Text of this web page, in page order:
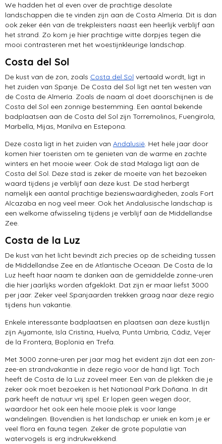
We hadden het al even over de prachtige desolate
landschappen die te vinden zijn aan de Costa Almería. Dit is dan
ook zeker één van de trekpleisters naast een heerlijk verblijf aan
het strand. Zo kom je hier prachtige witte dorpjes tegen die
mooi contrasteren met het woestijnkleurige landschap.
Costa del Sol
De kust van de zon, zoals Costa del Sol vertaald wordt, ligt in
het zuiden van Spanje. De Costa del Sol ligt net ten westen van
de Costa de Almería. Zoals de naam al doet doorschijnen is de
Costa del Sol een zonnige bestemming. Een aantal bekende
badplaatsen aan de Costa del Sol zijn Torremolinos, Fuengirola,
Marbella, Mijas, Manilva en Estepona.
Deze costa ligt in het zuiden van Andalusië. Het hele jaar door
komen hier toeristen om te genieten van de warme en zachte
winters en het mooie weer. Ook de stad Malaga ligt aan de
Costa del Sol. Deze stad is zeker de moeite van het bezoeken
waard tijdens je verblijf aan deze kust. De stad herbergt
namelijk een aantal prachtige bezienswaardigheden, zoals Fort
Alcazaba en nog veel meer. Ook het Andalusische landschap is
een welkome afwisseling tijdens je verblijf aan de Middellandse
Zee.
Costa de la Luz
De kust van het licht bevindt zich precies op de scheiding tussen
de Middellandse Zee en de Atlantische Oceaan. De Costa de la
Luz heeft haar naam te danken aan de gemiddelde zonne-uren
die hier jaarlijks worden afgeklokt. Dat zijn er maar liefst 3000
per jaar. Zeker veel Spanjaarden trekken graag naar deze regio
tijdens hun vakantie.
Enkele interessante badplaatsen en plaatsen aan deze kustlijn
zijn Ayamonte, Isla Cristina, Huelva, Punta Umbria, Cádiz, Vejer
de la Frontera, Boplonia en Trefa.
Met 3000 zonne-uren per jaar mag het evident zijn dat een zon-
zee-en strandvakantie in deze regio voor de hand ligt. Toch
heeft de Costa de la Luz zoveel meer. Een van de plekken die je
zeker ook moet bezoeken is het Nationaal Park Doñana. In dit
park heeft de natuur vrij spel. Er lopen geen wegen door,
waardoor het ook een hele mooie plek is voor lange
wandelingen. Bovendien is het landschap er uniek en kom je er
veel flora en fauna tegen. Zeker de grote populatie van
watervogels is erg indrukwekkend.